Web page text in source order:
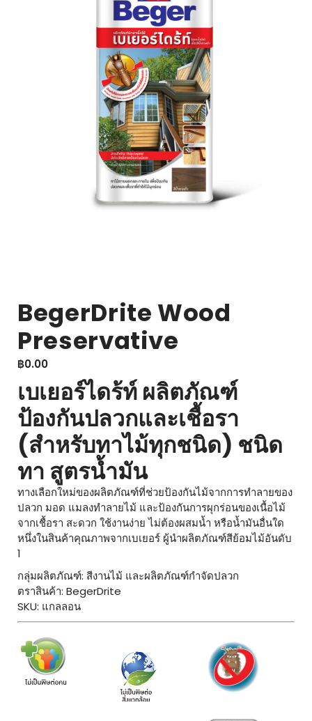
BegerDrite Wood
Preservative
฿0.00
เบเยอร์ไดร้ท์ ผลิตภัณฑ์
ป้องกันปลวกและเชื้อรา
(สำหรับทาไม้ทุกชนิด) ชนิด
ทา สูตรน้ำมัน
ทางเลือกใหม่ของผลิตภัณฑ์ที่ช่วยป้องกันไม้จากการทำลายของ
ปลวก มอด แมลงทำลายไม้ และป้องกันการผุกร่อนของเนื้อไม้
จากเชื้อรา สะดวก ใช้งานง่าย ไม่ต้องผสมน้ำ หรือน้ำมันอื่นใด
หนึ่งในสินค้าคุณภาพจากเบเยอร์ ผู้นำผลิตภัณฑ์สีย้อมไม้อันดับ
1
กลุ่มผลิตภัณฑ์: สีงานไม้ และผลิตภัณฑ์กำจัดปลวก
ตราสินค้า: BegerDrite
SKU: แกลลอน